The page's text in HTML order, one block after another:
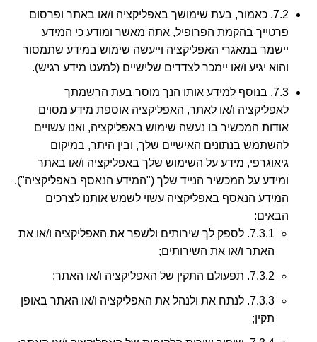
7.2. כאמור, בעת שימושך באפליקציה ו/או באתר ופרסום
פרטייך בהקמת הפרופיל, אתה מאשר ומודע כי המידע
יישמר במאגרי האפליקציה וייעשה שימוש במידע שתמסור
והוא יגיע ו/או יימכר לצדדים שלישיים (למעט מידע רגיש).
7.3. בנוסף למידע אותו הנך מוסר בעת הרשמתך
לאפליקציה ו/או לאתר, האפליקציה אוספת מידע מסוים
אודות המכשיר בו נעשה שימוש באפליקציה, ואנו עשויים
להשתמש בנתונים האישיים שלך, ובין היתר, במיקום
גיאוגרפי, מידע על השימוש שלך באפליקציה ו/או באתר
ומידע על המכשיר הנייד שלך ("המידע הנאסף באפליקציה").
המידע הנאסף באפליקציה עשוי לשמש אותנו לצרכים
הבאים:
7.3.1. לספק לך שירותים ולשפר את האפליקציה ו/או את
האתר ו/או את השירותים;
7.3.2. תפעולם התקין של האפליקציה ו/או האתר;
7.3.3. לנתח את ולנהל את האפליקציה ו/או האתר באופן
תקין;